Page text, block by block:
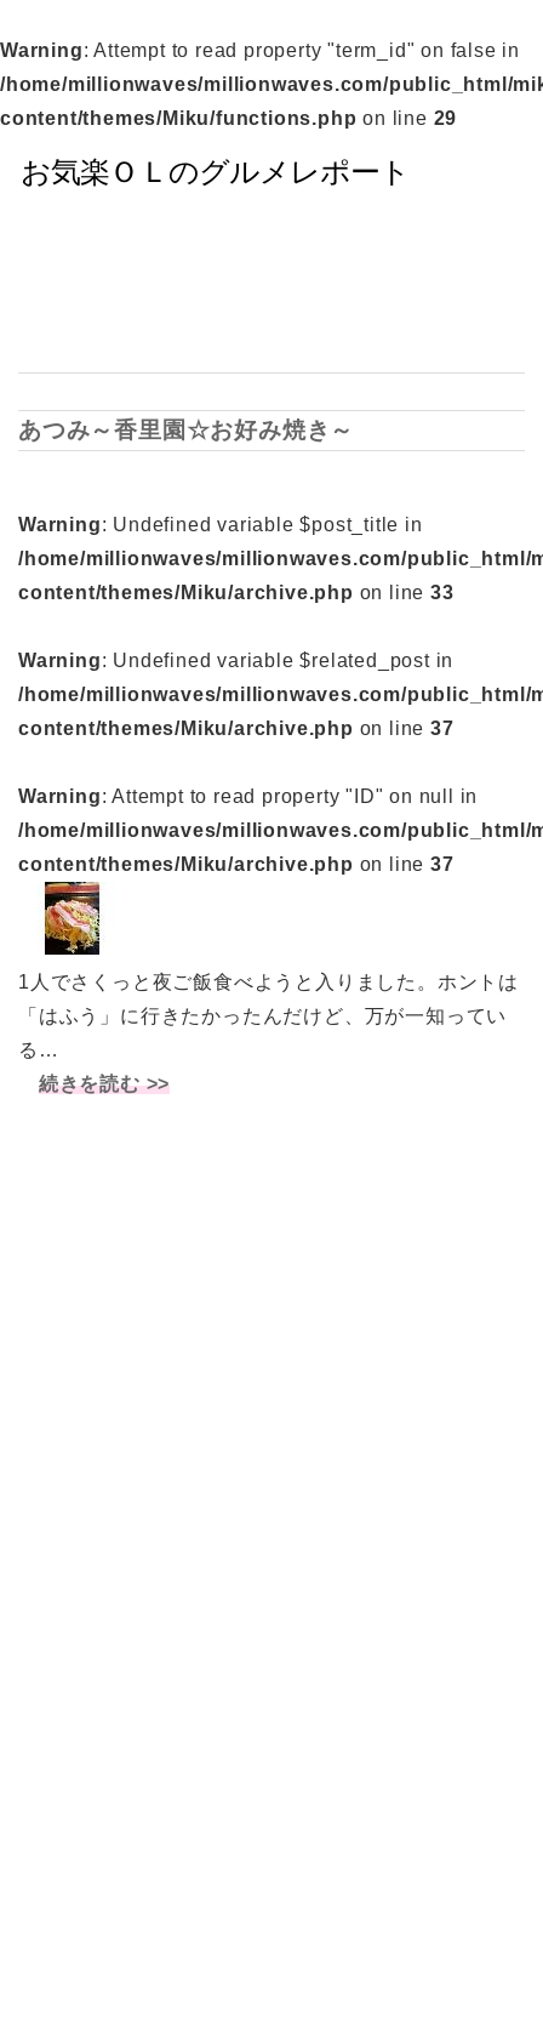
Warning: Attempt to read property "term_id" on false in
/home/millionwaves/millionwaves.com/public_html/
content/themes/Miku/functions.php on line 29
あつみ～香里園☆お好み焼き～
Warning: Undefined variable $post_title in
/home/millionwaves/millionwaves.com/public_html/
content/themes/Miku/archive.php on line33
Warning: Undefined variable $related_post in
/home/millionwaves/millionwaves.com/public_html/
content/themes/Miku/archive.php on line37
Warning: Attempt to read property "ID" on null in
/home/millionwaves/millionwaves.com/public_html/
content/themes/Miku/archive.php on line37
1人でさくっと夜ご飯食べようと入りました。ホントは
「はふう」に行きたかったんだけど、万が一知ってい
る…
続きを読む >>